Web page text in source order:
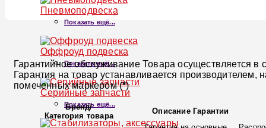
Пневмоподвеска
Показать ещё...
Оффроуд подвеска
Показать ещё...
Серийные запчасти
Показать ещё...
Гарантийное обслуживание Товара осуществляется в
Гарантия на товар устанавливается
помеченных маркером (*)
Бренд/
Категория товара
Описание Гарантии